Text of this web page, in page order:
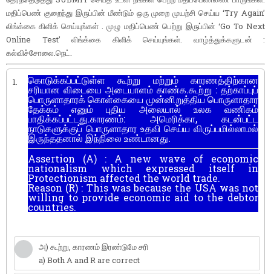
மதிப்பெண் குறைந்து இருப்பின் மீண்டும் ஒரு முறை முயற்சி செய்ய ‘Try Again’
லிங்க்கை கிளிக் செய்யுங்கள் . முழு மதிப்பெண் பெற்று இருப்பின் ‘Go To Next
Online Test’ லிங்க்கை கிளிக் செய்யுங்கள். வாழ்த்துக்களுடன் :
கல்விச்சோலை.நெட்.
1. கொடுக்கப்பட்டுள்ள கூற்று மற்றும் காரணத்திற்கான
சரியான விடையை அடையாளம் காண்க.கூற்று : தற்காப்புப்
பொருளாதாரக் கொள்கையை முன்னிறுத்திய பொருளாதார
தேக்கம் எனும் புதிய அலையால் உலக வணிகம்
பாதிக்கப்பட்டது.காரணம்: அமெரிக்கா, கடன்பட்ட
நாடுகளுக்குப் பொருளாதார உதவி செய்ய விருப்பமில்லாமல்
இருந்ததனால் இந்நிலை உண்டானது.
Assertion (A) : A new wave of economic
nationalism which expressed itself in
Protectionism affected the world trade.
Reason (R) : This was because the USA was not
willing to provide economic aid to the debtor
countries.
அ) கூற்று, காரணம் இரண்டுமே சரி
a) Both A and R are correct